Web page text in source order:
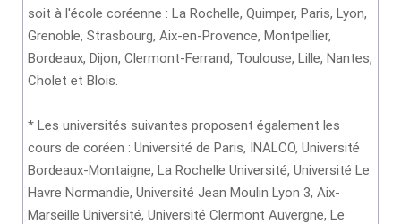
soit à l'école coréenne : La Rochelle, Quimper, Paris, Lyon,
Grenoble, Strasbourg, Aix-en-Provence, Montpellier,
Bordeaux, Dijon, Clermont-Ferrand, Toulouse, Lille, Nantes,
Cholet et Blois.
* Les universités suivantes proposent également les
cours de coréen : Université de Paris, INALCO, Université
Bordeaux-Montaigne, La Rochelle Université, Université Le
Havre Normandie, Université Jean Moulin Lyon 3, Aix-
Marseille Université, Université Clermont Auvergne, Le